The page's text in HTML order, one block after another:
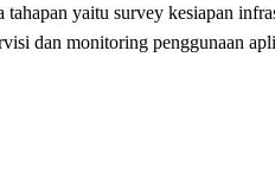
yaitu survey kesiapan
dan monitoring penggunaan